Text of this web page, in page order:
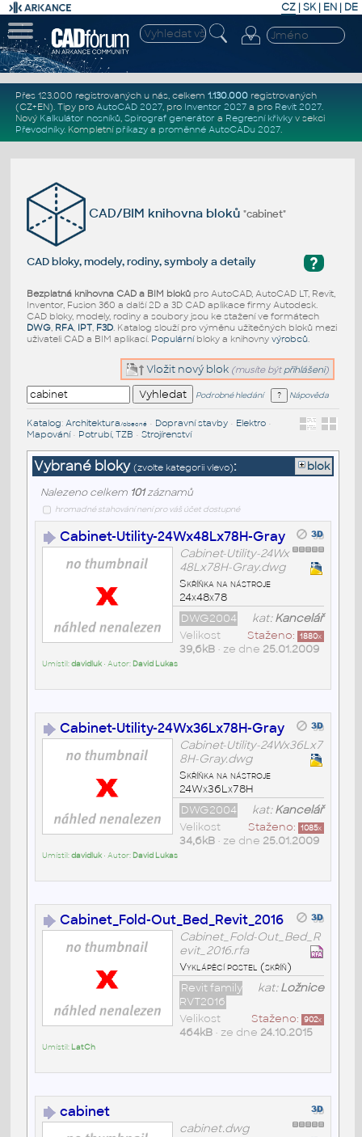
CZ | SK| EN | DE
Přes 123.000 registrovaných u nás, celkem 1.130.000registrovaných
(CZ+EN). Tipy pro AutoCAD 2027, pro Inventor 2027a pro Revit 2027.
Nový Kalkulátor nosníků, Spirograf generátor a Regresní křivkyv sekci
Převodníky. Kompletní příkazya proměnné AutoCADu 2027.
CAD/BIM knihovna bloků"cabinet"
?
CAD bloky, modely, rodiny, symboly a detaily
Bezplatná knihovna CAD a BIM blokůpro AutoCAD, AutoCAD LT, Revit,
Inventor, Fusion 360 a další 2D a 3D CAD aplikace firmy Autodesk.
CAD bloky, modely, rodiny a soubory jsou ke stažení ve formátech
DWG, RFA, IPT, F3D. Katalog slouží pro výměnu užitečných bloků mezi
uživateli CAD a BIM aplikací. Populárníbloky a knihovny výrobců.
Vložit nový blok (musíte být přihlášeni)
Podrobné hledání Nápověda
Katalog: Architektura/obecné• Dopravní stavby• Elektro•
Mapování• Potrubí, TZB • Strojírenství
Vybrané bloky (zvolte kategorii vlevo): blok
Nalezeno celkem 101záznamů
hromadné stahování není pro váš účet dostupné
Cabinet-Utility-24Wx48Lx78H-Gray
Cabinet-Utility-24Wx
48Lx78H-Gray.dwg
Skříňka na nástroje
24x48x78
kat:Kancelář
DWG2004
Staženo: 1880x
Velikost
39,6kB• ze dne 25.01.2009
Umístil:davidluk• Autor: David Lukas
Cabinet-Utility-24Wx36Lx78H-Gray
Cabinet-Utility-24Wx36Lx7
8H-Gray.dwg
Skříňka na nástroje
24Wx36Lx78H
kat:Kancelář
DWG2004
Staženo: 1085x
Velikost
34,6kB• ze dne 25.01.2009
Umístil:davidluk• Autor: David Lukas
Cabinet_Fold-Out_Bed_Revit_2016
Cabinet_Fold-Out_Bed_R
evit_2016.rfa
Vyklápěcí postel (skříň)
kat:Ložnice
Revit family
RVT2016
Staženo: 902x
Velikost
464kB• ze dne 24.10.2015
Umístil: LatCh
cabinet
cabinet.dwg